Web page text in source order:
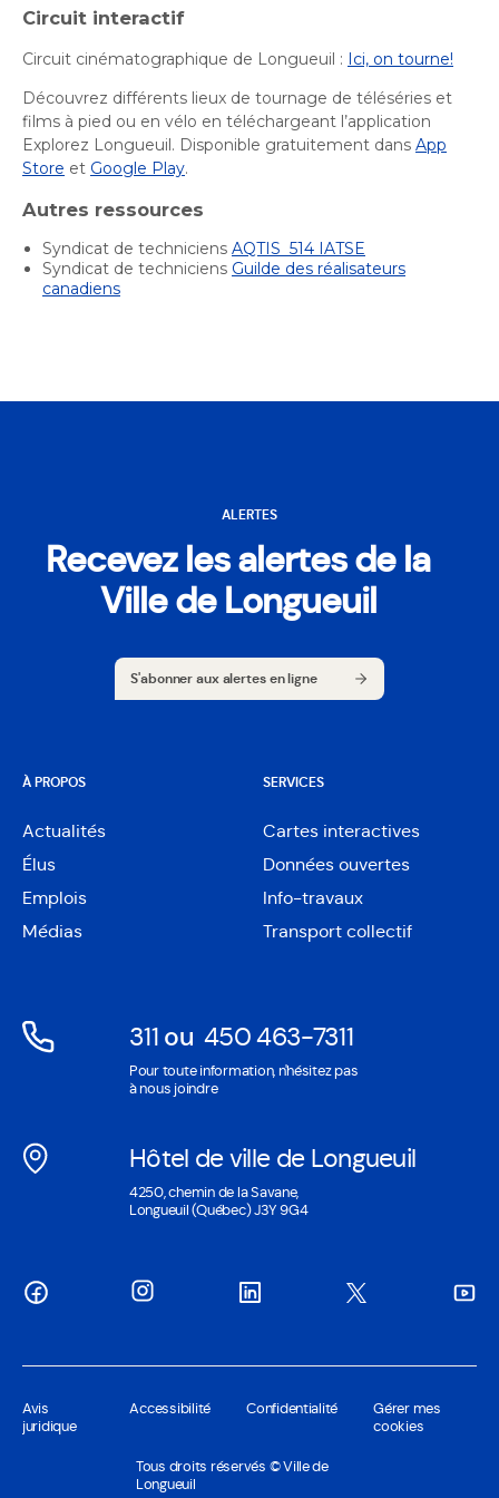
nouvelle
Bureau de l’éthique et de l’inspection
contractuelle
nouvelle
fenêtre
Bureau protecteur citoyen
Bureau protecteur citoyen
Centre-ville de Longueuil
Cour municipale et contravention
Cour municipale et contravention
Gouvernance et saine gestion
Office de participation publique de Longueuil
Office de participation publique de Longueuil
dans
Politiques municipales
Politiques municipales
Circuit interactif
Circuit cinématographique de Longueuil : Ici, on tourne!
Découvrez différents lieux de tournage de téléséries et
films à pied ou en vélo en téléchargeant l’application
Explorez Longueuil. Disponible gratuitement dans App
Store et Google Play.
Autres ressources
Syndicat de techniciens AQTIS 514 IATSE
Syndicat de techniciens Guilde des réalisateurs
canadiens
ALERTES
Recevez les alertes de la
Ville de Longueuil
S'abonner aux alertes en ligne
À PROPOS
Actualités
Élus
Emplois
Médias
SERVICES
Cartes interactives
Ouvre
dans
une
nouvelle
Données ouvertes
Ouvre
dans
une
Info-travaux
Transport collectif
311Ouvre
dans
fenêtre
ou 450 463-7311
Ouvre
dans
fenêtre
Pour toute information, n'hésitez pas
à nous joindre
Hôtel de ville de Longueuil
Ouvre
dans
4250, chemin de la Savane,
Longueuil (Québec) J3Y 9G4
Avis
juridique
Accessibilité Confidentialité
Gérer mes
cookies
Tous droits réservés © Ville de
Longueuil